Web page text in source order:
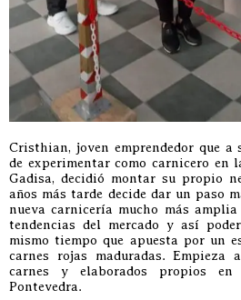
Cristhian, joven emprendedor que a
de experimentar como carnicero en
Gadisa, decidió montar su propio
años más tarde decide dar un paso
nueva carnicería mucho más
tendencias del mercado y así
mismo tiempo que apuesta por un
carnes rojas maduradas. Empieza
carnes y elaborados propios
Pontevedra.